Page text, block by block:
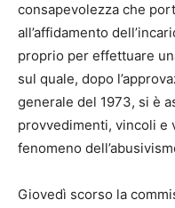
consapevolezza che
all’affidamento
proprio per effettuare
sul quale, dopo
generale del 1973, si è
provvedimenti, vincoli e
fenomeno
Giovedì scorso la